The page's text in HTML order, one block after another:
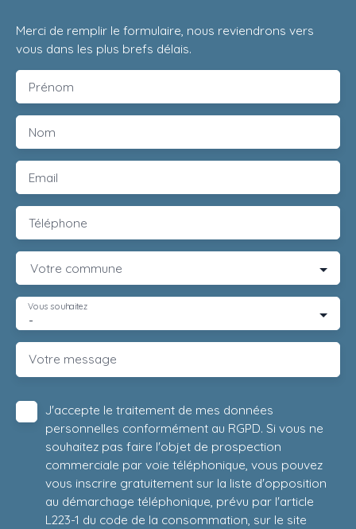
Merci de remplir le formulaire, nous reviendrons vers
vous dans les plus brefs délais.
Prénom
Nom
Email
Téléphone
Votre commune
-
Vous souhaitez
Votre message
J'accepte le traitement de mes données
personnelles conformément au RGPD. Si vous ne
souhaitez pas faire l'objet de prospection
commerciale par voie téléphonique, vous pouvez
vous inscrire gratuitement sur la liste d'opposition
au démarchage téléphonique, prévu par l'article
L223-1 du code de la consommation, sur le site